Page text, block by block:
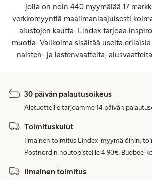
jolla on noin 440 myymälää 17
verkkomyyntiä maailmanlaajuisesti
alustojen kautta. Lindex tarjoaa
muotia. Valikoima sisältää useita
naisten- ja lastenvaatteita,
30 päivän palautusoikeus
Aletuotteille tarjoamme 14 päivän
Toimituskulut
Ilmainen toimitus Lindex-myymälöihin,
Postnordin noutopisteille 4,90€. Budbee-
Ilmainen toimitus